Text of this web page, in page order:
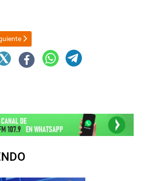
Kicillof suspendió la ayuda alimentaria y
siguiente: Quién es Rodolfo Tailhade, el